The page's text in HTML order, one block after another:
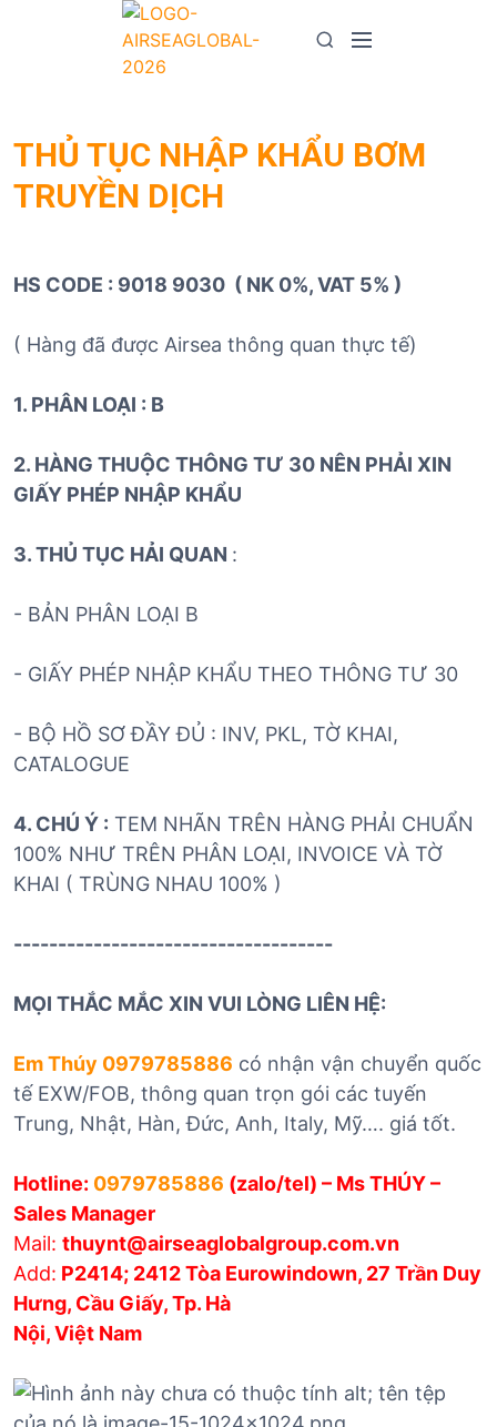
S
c
M
THỦ TỤC NHẬP KHẨU BƠM
TRUYỀN DỊCH
HS CODE : 9018 9030 ( NK 0%, VAT 5% )
( Hàng đã được Airsea thông quan thực tế)
1. PHÂN LOẠI : B
2. HÀNG THUỘC THÔNG TƯ 30 NÊN PHẢI XIN
GIẤY PHÉP NHẬP KHẨU
3. THỦ TỤC HẢI QUAN :
- BẢN PHÂN LOẠI B
- GIẤY PHÉP NHẬP KHẨU THEO THÔNG TƯ 30
- BỘ HỒ SƠ ĐẦY ĐỦ : INV, PKL, TỜ KHAI,
CATALOGUE
4. CHÚ Ý : TEM NHÃN TRÊN HÀNG PHẢI CHUẨN
100% NHƯ TRÊN PHÂN LOẠI, INVOICE VÀ TỜ
KHAI ( TRÙNG NHAU 100% )
------------------------------------
MỌI THẮC MẮC XIN VUI LÒNG LIÊN HỆ:
Em Thúy 0979785886 có nhận vận chuyển quốc
tế EXW/FOB, thông quan trọn gói các tuyến
Trung, Nhật, Hàn, Đức, Anh, Italy, Mỹ…. giá tốt.
Hotline: 0979785886 (zalo/tel) – Ms THÚY –
Sales Manager
Mail: thuynt@airseaglobalgroup.com.vn
Add: P2414; 2412 Tòa Eurowindown, 27 Trần Duy
Hưng, Cầu Giấy, Tp. Hà
Nội, Việt Nam